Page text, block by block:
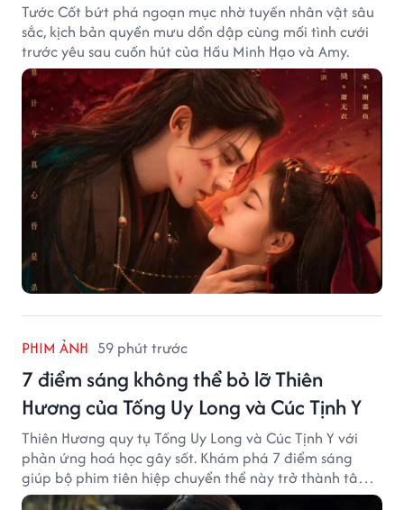
Tước Cốt bứt phá ngoạn mục nhờ tuyến nhân vật sâu
sắc, kịch bản quyền mưu dồn dập cùng mối tình cưới
trước yêu sau cuốn hút của Hầu Minh Hạo và Amy.
PHIM ẢNH 59 phút trước
7 điểm sáng không thể bỏ lỡ Thiên
Hương của Tống Uy Long và Cúc Tịnh Y
Thiên Hương quy tụ Tống Uy Long và Cúc Tịnh Y với
phản ứng hoá học gây sốt. Khám phá 7 điểm sáng
giúp bộ phim tiên hiệp chuyển thể này trở thành tâm
điểm chú ý.